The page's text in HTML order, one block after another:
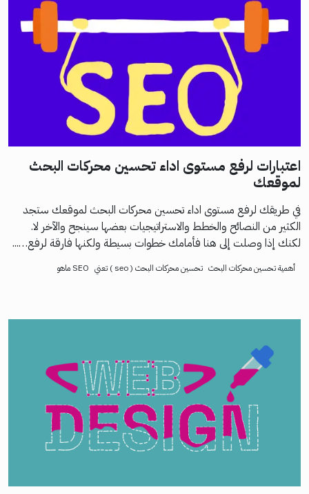
اعتبارات لرفع مستوى اداء تحسين محركات البحث
لموقعك
في طريقك لرفع مستوى اداء تحسين محركات البحث لموقعك ستجد
الكثير من النصائح والخطط والاستراتيجيات بعضها سينجح والآخر لا.
لكنك إذا وصلت إلى هنا فأمامك خطوات بسيطة ولكنها فارقة لرفع…...
أهمية تحسين محركات البحث تحسين محركات البحث ( seo ) تعني SEO ماهو